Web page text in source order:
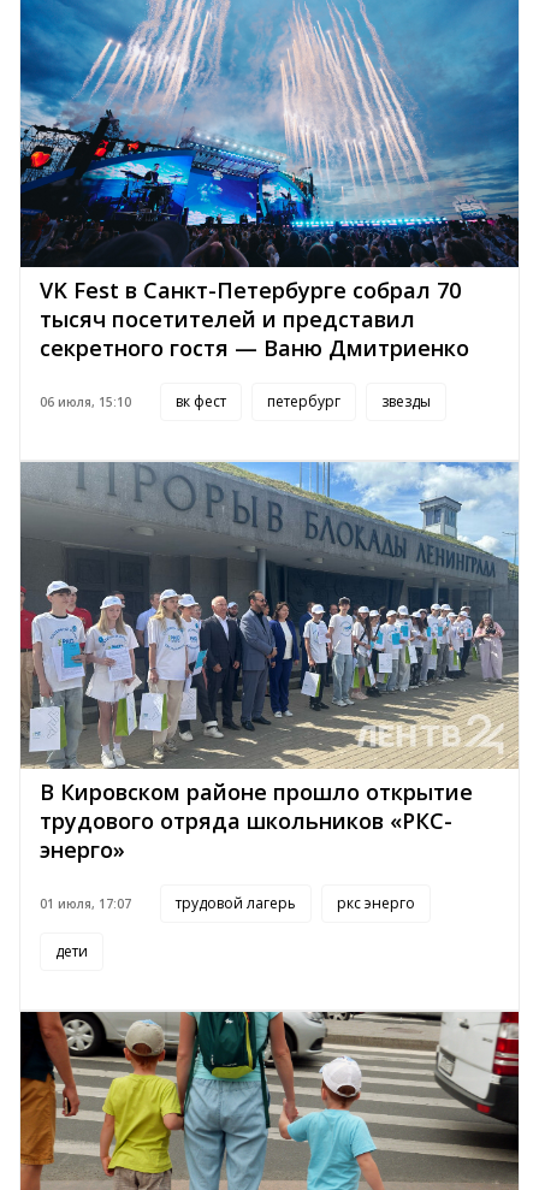
VK Fest в Санкт-Петербурге собрал 70
тысяч посетителей и представил
секретного гостя — Ваню Дмитриенко
06 июля, 15:10 вк фест петербург звезды
В Кировском районе прошло открытие
трудового отряда школьников «РКС-
энерго»
01 июля, 17:07 трудовой лагерь ркс энерго
дети